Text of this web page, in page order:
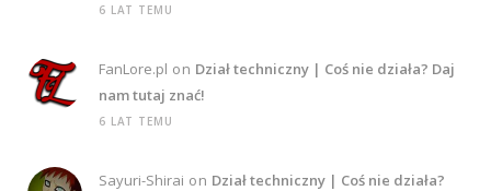
6 LAT TEMU
FanLore.pl on Dział techniczny | Coś nie działa? Daj
nam tutaj znać!
6 LAT TEMU
Sayuri-Shirai on Dział techniczny | Coś nie działa?